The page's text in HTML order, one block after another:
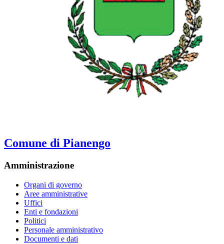
Comune di Pianengo
Amministrazione
Organi di governo
Aree amministrative
Uffici
Enti e fondazioni
Politici
Personale amministrativo
Documenti e dati